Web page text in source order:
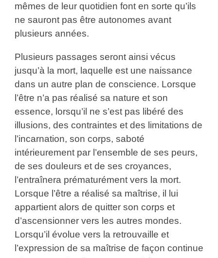
mêmes de leur quotidien font en sorte qu’ils
ne sauront pas être autonomes avant
plusieurs années.
Plusieurs passages seront ainsi vécus
jusqu’à la mort, laquelle est une naissance
dans un autre plan de conscience. Lorsque
l’être n’a pas réalisé sa nature et son
essence, lorsqu’il ne s’est pas libéré des
illusions, des contraintes et des limitations de
l’incarnation, son corps, saboté
intérieurement par l’ensemble de ses peurs,
de ses douleurs et de ses croyances,
l’entraînera prématurément vers la mort.
Lorsque l’être a réalisé sa maîtrise, il lui
appartient alors de quitter son corps et
d’ascensionner vers les autres mondes.
Lorsqu’il évolue vers la retrouvaille et
l’expression de sa maîtrise de façon continue